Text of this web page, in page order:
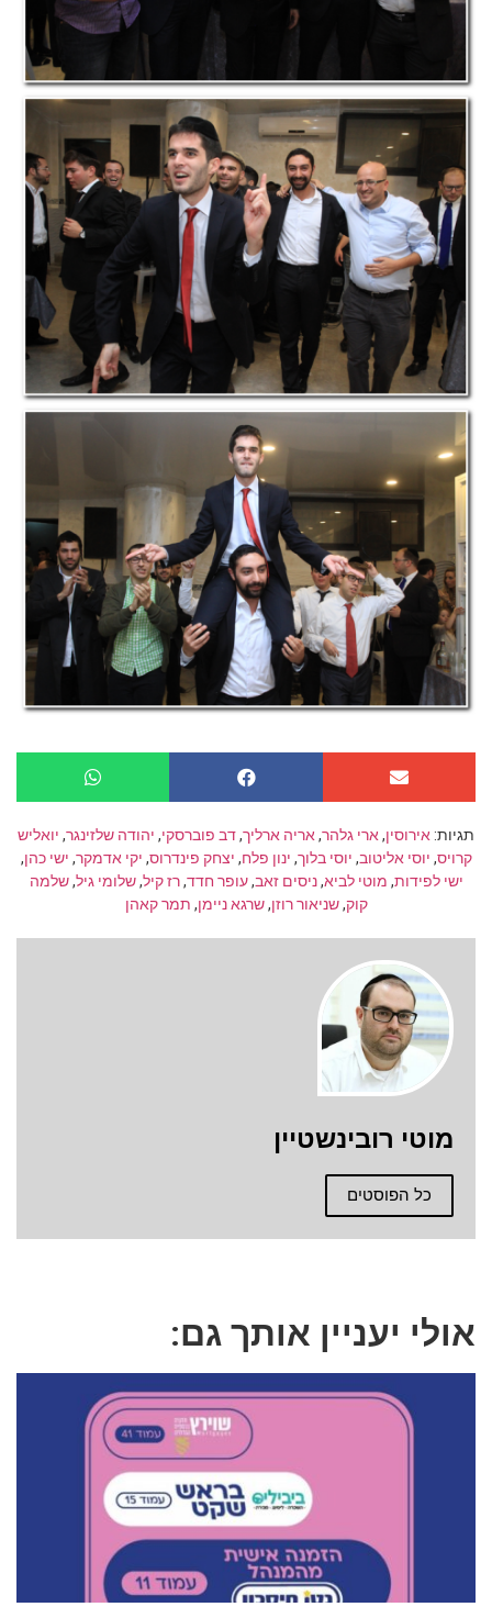
תגיות: אירוסין,ארי גלהר,אריה ארליך,דב פוברסקי, יהודה שלזינגר, יואליש
קרויס, יוסי אליטוב, יוסי בלוך, ינון פלח, יצחק פינדרוס, יקי אדמקר, ישי כהן,
ישי לפידות, מוטי לביא,ניסים זאב,עופר חדד,רז קיל,שלומי גיל,שלמה
קוק,שניאור רוזן,שרגא ניימן, תמר קאהן
מוטי רובינשטיין
כל הפוסטים
אולי יעניין אותך גם: